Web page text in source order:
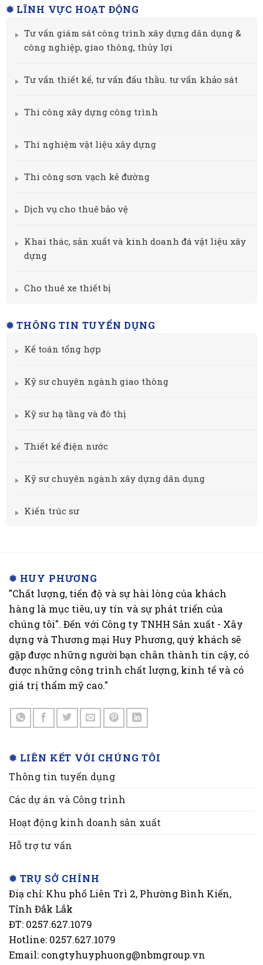
❅ LĨNH VỰC HOẠT ĐỘNG
Tư vấn giám sát công trình xây dựng dân dụng &
công nghiệp, giao thông, thủy lợi
Tư vấn thiết kế, tư vấn đấu thầu. tư vấn khảo sát
Thi công xây dựng công trình
Thí nghiệm vật liệu xây dựng
Thi công sơn vạch kẻ đường
Dịch vụ cho thuê bảo vệ
Khai thác, sản xuất và kinh doanh đá vật liệu xây
dựng
Cho thuê xe thiết bị
❅ THÔNG TIN TUYỂN DỤNG
Kế toán tổng hợp
Kỹ sư chuyên ngành giao thông
Kỹ sư hạ tầng và đô thị
Thiết kế điện nước
Kỹ sư chuyên ngành xây dựng dân dụng
Kiến trúc sư
❅ HUY PHƯƠNG
"Chất lượng, tiến độ và sự hài lòng của khách
hàng là mục tiêu, uy tín và sự phát triển của
chúng tôi". Đến với Công ty TNHH Sản xuất - Xây
dựng và Thương mại Huy Phương, quý khách sẽ
gặp được những người bạn chân thành tin cậy, có
được những công trình chất lượng, kinh tế và có
giá trị thẩm mỹ cao."
❅ LIÊN KẾT VỚI CHÚNG TÔI
Thông tin tuyển dụng
Các dự án và Công trình
Hoạt động kinh doanh sản xuất
Hỗ trợ tư vấn
❅ TRỤ SỞ CHÍNH
Điạ chỉ: Khu phố Liên Trì 2, Phường Bình Kiến,
Tỉnh Đắk Lắk
ĐT: 0257.627.1079
Hotline: 0257.627.1079
Email: congtyhuyphuong@nbmgroup.vn